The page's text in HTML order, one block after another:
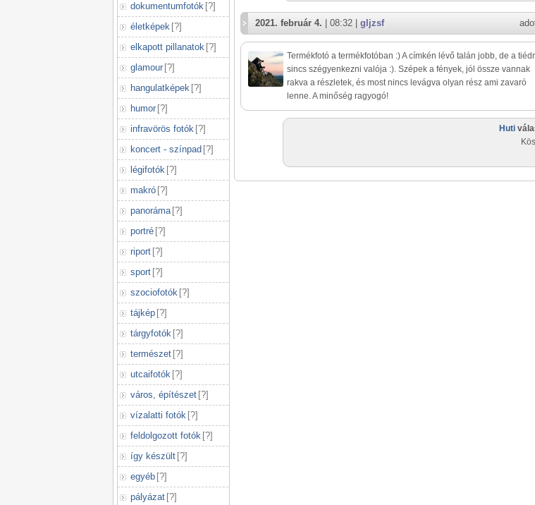
dokumentumfotók [?]
életképek [?]
elkapott pillanatok [?]
glamour [?]
hangulatképek [?]
humor [?]
infravörös fotók [?]
koncert - színpad [?]
légifotók [?]
makró [?]
panoráma [?]
portré [?]
riport [?]
sport [?]
szociofotók [?]
tájkép [?]
tárgyfotók [?]
természet [?]
utcaifotók [?]
város, építészet [?]
vízalatti fotók [?]
feldolgozott fotók [?]
így készült [?]
egyéb [?]
pályázat [?]
2021. február 4. | 08:32 | gljzsf
Termékfotó a termékfotóban :) A címkén lévő talán jobb, de a
sincs szégyenkezni valója :). Szépek a fények, jól össze vannak
rakva a részletek, és most nincs levágva olyan rész ami zavaró
lenne. A minőség ragyogó!
Huti